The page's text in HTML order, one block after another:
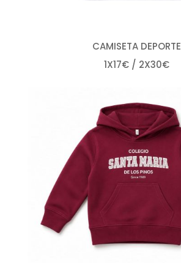
CAMISETA DEPORTE
1X17€ / 2X30€